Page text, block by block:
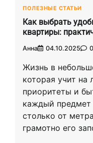
ПОЛЕЗНЫЕ СТАТЬИ
Как выбрать
квартиры:
Анна 04.10.2025 0
Жизнь в
которая учит на
приоритеты и
каждый предмет
столько от
грамотно его